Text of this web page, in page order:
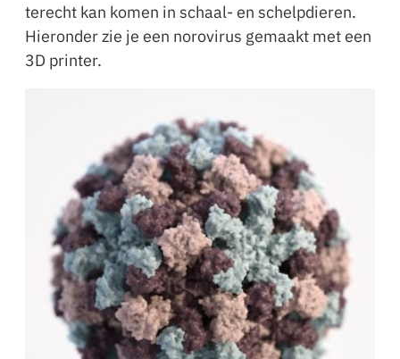
terecht kan komen in schaal- en schelpdieren.
Hieronder zie je een norovirus gemaakt met een
3D printer.